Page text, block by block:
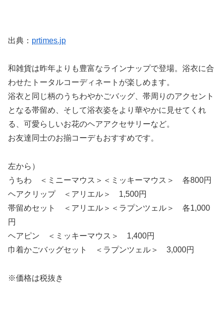
出典： prtimes.jp
和雑貨は昨年よりも豊富なラインナップで登場。浴衣に合
わせたトータルコーディネートが楽しめます。
浴衣と同じ柄のうちわやかごバッグ、帯周りのアクセント
となる帯留め、そして浴衣姿をより華やかに見せてくれ
る、可愛らしいお花のヘアアクセサリーなど。
お友達同士のお揃コーデもおすすめです。
左から）
うちわ ＜ミニーマウス＞＜ミッキーマウス＞ 各800円
ヘアクリップ ＜アリエル＞ 1,500円
帯留めセット ＜アリエル＞＜ラプンツェル＞ 各1,000
円
ヘアピン ＜ミッキーマウス＞ 1,400円
巾着かごバッグセット ＜ラプンツェル＞ 3,000円
※価格は税抜き